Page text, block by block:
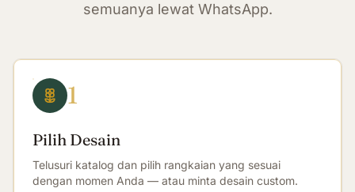
semuanya lewat WhatsApp.
1
Pilih Desain
Telusuri katalog dan pilih rangkaian yang sesuai
dengan momen Anda — atau minta desain custom.